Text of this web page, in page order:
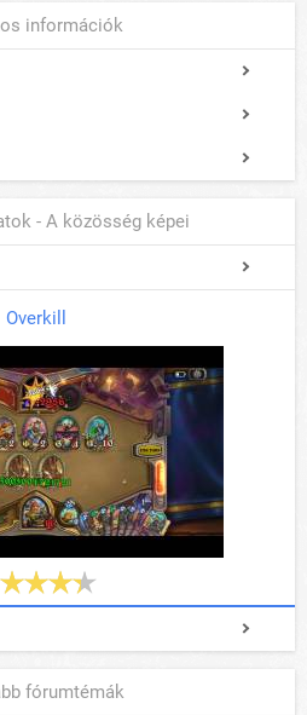
információk
- A közösség képei
Overkill
fórumtémák